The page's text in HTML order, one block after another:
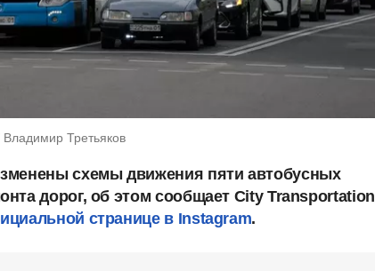
Третьяков
схемы движения пяти автобусных
дорог, об этом сообщает City Transportation
странице в Instagram.